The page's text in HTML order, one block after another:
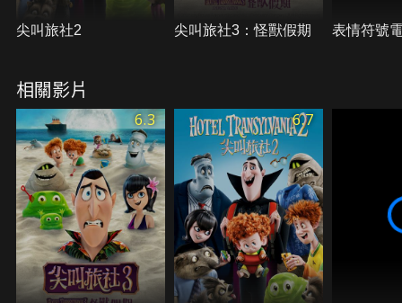
尖叫旅社2 尖叫旅社3：怪獸假期 表情符號
相關影片
6.3 6.7